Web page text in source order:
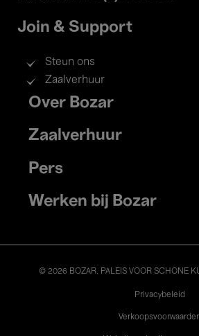
Join & Support
Steun ons
Zaalverhuur
Footer
menu
Over Bozar
Zaalverhuur
Pers
Werken bij Bozar
© 2026 BOZAR. PALEIS VOOR SCHONE
Privacybeleid